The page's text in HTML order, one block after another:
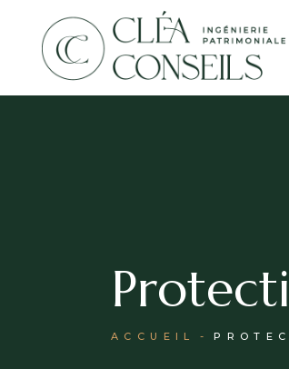
ACCUEIL